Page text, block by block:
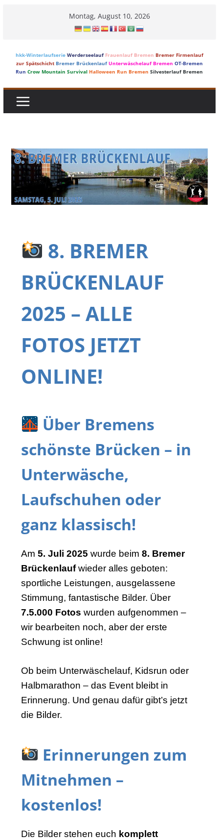
Montag, August 10, 2026
hkk-Winterlaufserie Werderseelauf Frauenlauf Bremen Bremer Firmenlauf
zur Spätschicht Bremer Brückenlauf Unterwäschelauf Bremen OT-Bremen
Run Crow Mountain Survival Halloween Run Bremen Silvesterlauf Bremen
8. BREMER
BRÜCKENLAUF
2025 – ALLE
FOTOS JETZT
ONLINE!
Über Bremens
schönste Brücken – in
Unterwäsche,
Laufschuhen oder
ganz klassisch!
Am 5. Juli 2025 wurde beim 8. Bremer
Brückenlaufwieder alles geboten:
sportliche Leistungen, ausgelassene
Stimmung, fantastische Bilder. Über
7.5.000 Fotos wurden aufgenommen –
wir bearbeiten noch, aber der erste
Schwung ist online!
Ob beim Unterwäschelauf, Kidsrun oder
Halbmarathon – das Event bleibt in
Erinnerung. Und genau dafür gibt’s jetzt
die Bilder.
Erinnerungen zum
Mitnehmen –
kostenlos!
Die Bilder stehen euch komplett